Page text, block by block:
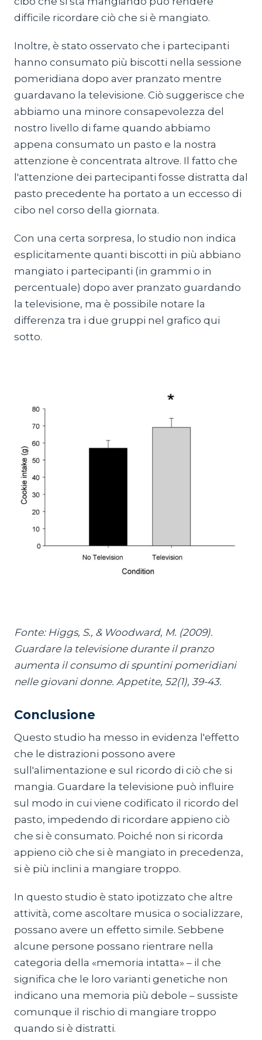
difficile ricordare ciò che si è mangiato.
Inoltre, è stato osservato che i partecipanti
hanno consumato più biscotti nella sessione
pomeridiana dopo aver pranzato mentre
guardavano la televisione. Ciò suggerisce che
abbiamo una minore consapevolezza del
nostro livello di fame quando abbiamo
appena consumato un pasto e la nostra
attenzione è concentrata altrove. Il fatto che
l'attenzione dei partecipanti fosse distratta dal
pasto precedente ha portato a un eccesso di
cibo nel corso della giornata.
Con una certa sorpresa, lo studio non indica
esplicitamente quanti biscotti in più abbiano
mangiato i partecipanti (in grammi o in
percentuale) dopo aver pranzato guardando
la televisione, ma è possibile notare la
differenza tra i due gruppi nel grafico qui
sotto.
Fonte: Higgs, S., & Woodward, M. (2009).
Guardare la televisione durante il pranzo
aumenta il consumo di spuntini pomeridiani
nelle giovani donne. Appetite, 52(1), 39-43.
Conclusione
Questo studio ha messo in evidenza l'effetto
che le distrazioni possono avere
sull'alimentazione e sul ricordo di ciò che si
mangia. Guardare la televisione può influire
sul modo in cui viene codificato il ricordo del
pasto, impedendo di ricordare appieno ciò
che si è consumato. Poiché non si ricorda
appieno ciò che si è mangiato in precedenza,
si è più inclini a mangiare troppo.
In questo studio è stato ipotizzato che altre
attività, come ascoltare musica o socializzare,
possano avere un effetto simile. Sebbene
alcune persone possano rientrare nella
categoria della «memoria intatta» – il che
significa che le loro varianti genetiche non
indicano una memoria più debole – sussiste
comunque il rischio di mangiare troppo
quando si è distratti.